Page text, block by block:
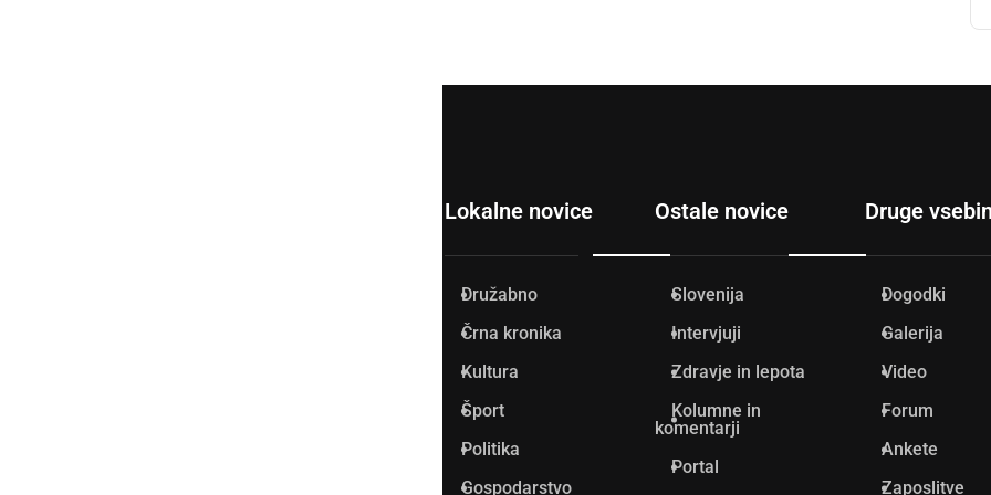
Lokalne novice
Družabno
Črna kronika
Kultura
Šport
Politika
Gospodarstvo
Ostale novice
Slovenija
Intervjuji
Zdravje in lepota
Kolumne in
komentarji
Portal
Druge
Dogodki
Galerija
Video
Forum
Ankete
Zaposlitve